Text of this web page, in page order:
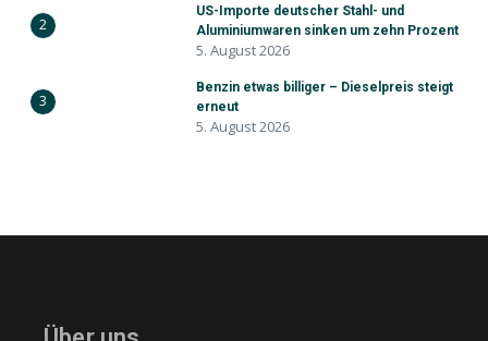
2
US-Importe deutscher Stahl- und
Aluminiumwaren sinken um zehn Prozent
5. August 2026
3
Benzin etwas billiger – Dieselpreis steigt
erneut
5. August 2026